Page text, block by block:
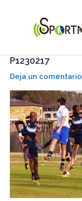
P1230217
Deja un comentario